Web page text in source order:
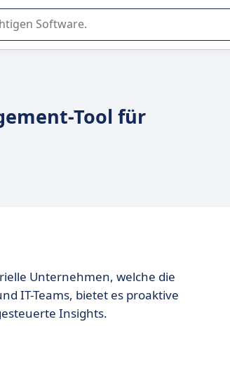
von SaaS-Software in Unternehmen.
Tool für
Unternehmen, welche die
IT-Teams, bietet es proaktive
Insights.